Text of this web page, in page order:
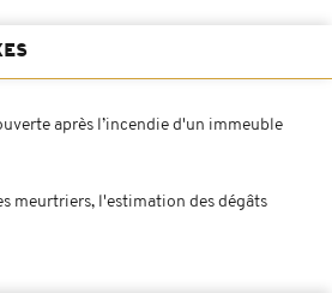
après l’incendie d'un immeuble
meurtriers, l'estimation des dégâts